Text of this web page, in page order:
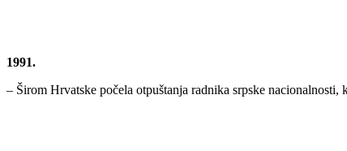
1991.
– Širom Hrvatske počela otpuštanja radnika srpske